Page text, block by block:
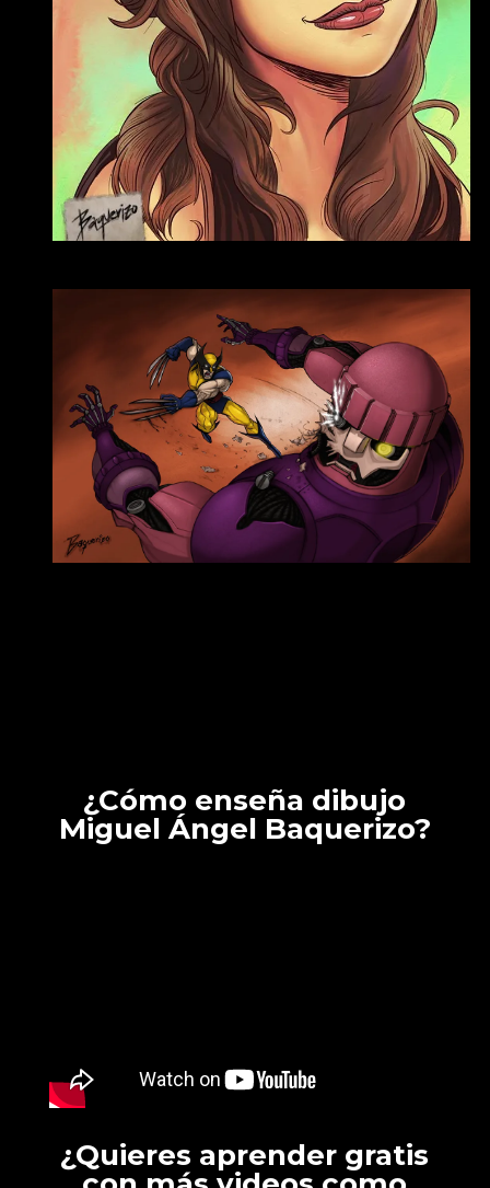
¿Cómo enseña dibujo
Miguel Ángel Baquerizo?
¿Quieres aprender gratis